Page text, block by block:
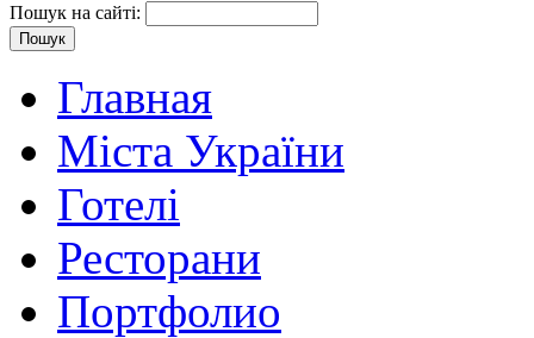
Пошук на сайті:
Главная
Міста України
Готелі
Ресторани
Портфолио